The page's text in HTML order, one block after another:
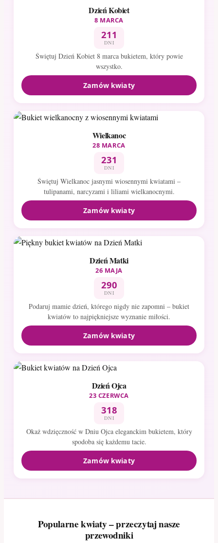
Dzień Kobiet
8 MARCA
211
DNI
Świętuj Dzień Kobiet 8 marca bukietem, który powie
wszystko.
Zamów kwiaty
Wielkanoc
28 MARCA
231
DNI
Świętuj Wielkanoc jasnymi wiosennymi kwiatami –
tulipanami, narcyzami i liliami wielkanocnymi.
Zamów kwiaty
Dzień Matki
26 MAJA
290
DNI
Podaruj mamie dzień, którego nigdy nie zapomni – bukiet
kwiatów to najpiękniejsze wyznanie miłości.
Zamów kwiaty
Dzień Ojca
23 CZERWCA
318
DNI
Okaż wdzięczność w Dniu Ojca eleganckim bukietem, który
spodoba się każdemu tacie.
Zamów kwiaty
Popularne kwiaty – przeczytaj nasze
przewodniki